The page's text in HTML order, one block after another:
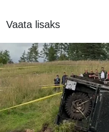
Vaata lisaks